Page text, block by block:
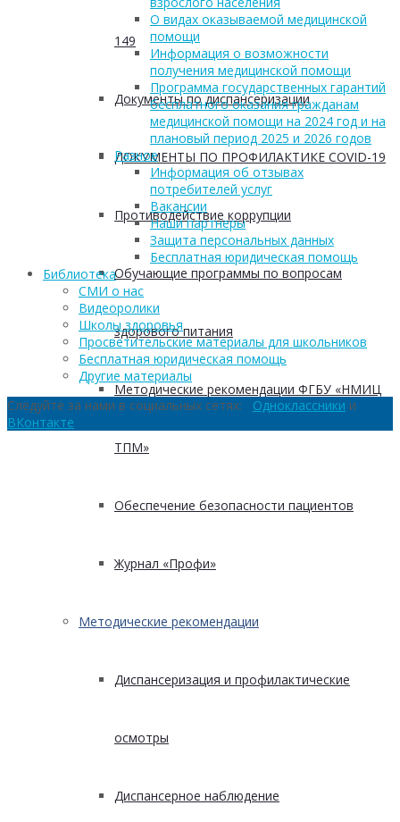
149
Документы по диспансеризации
ДОКУМЕНТЫ ПО ПРОФИЛАКТИКЕ COVID-19
Противодействие коррупции
Обучающие программы по вопросам
здорового питания
Методические рекомендации ФГБУ «НМИЦ
ТПМ»
Обеспечение безопасности пациентов
Журнал «Профи»
Методические рекомендации
Диспансеризация и профилактические
осмотры
Диспансерное наблюдение
О видах оказываемой медицинской
помощи
Информация о возможности
получения медицинской помощи
Программа государственных гарантий
бесплатного оказания гражданам
медицинской помощи на 2024 год и на
плановый период 2025 и 2026 годов
Разное
Информация об отзывах
потребителей услуг
Вакансии
Наши партнеры
Защита персональных данных
Бесплатная юридическая помощь
Библиотека
СМИ о нас
Видеоролики
Школы здоровья
Просветительские материалы для школьников
Бесплатная юридическая помощь
Другие материалы
Следуйте за нами в социальных сетях: Одноклассники и
ВКонтакте